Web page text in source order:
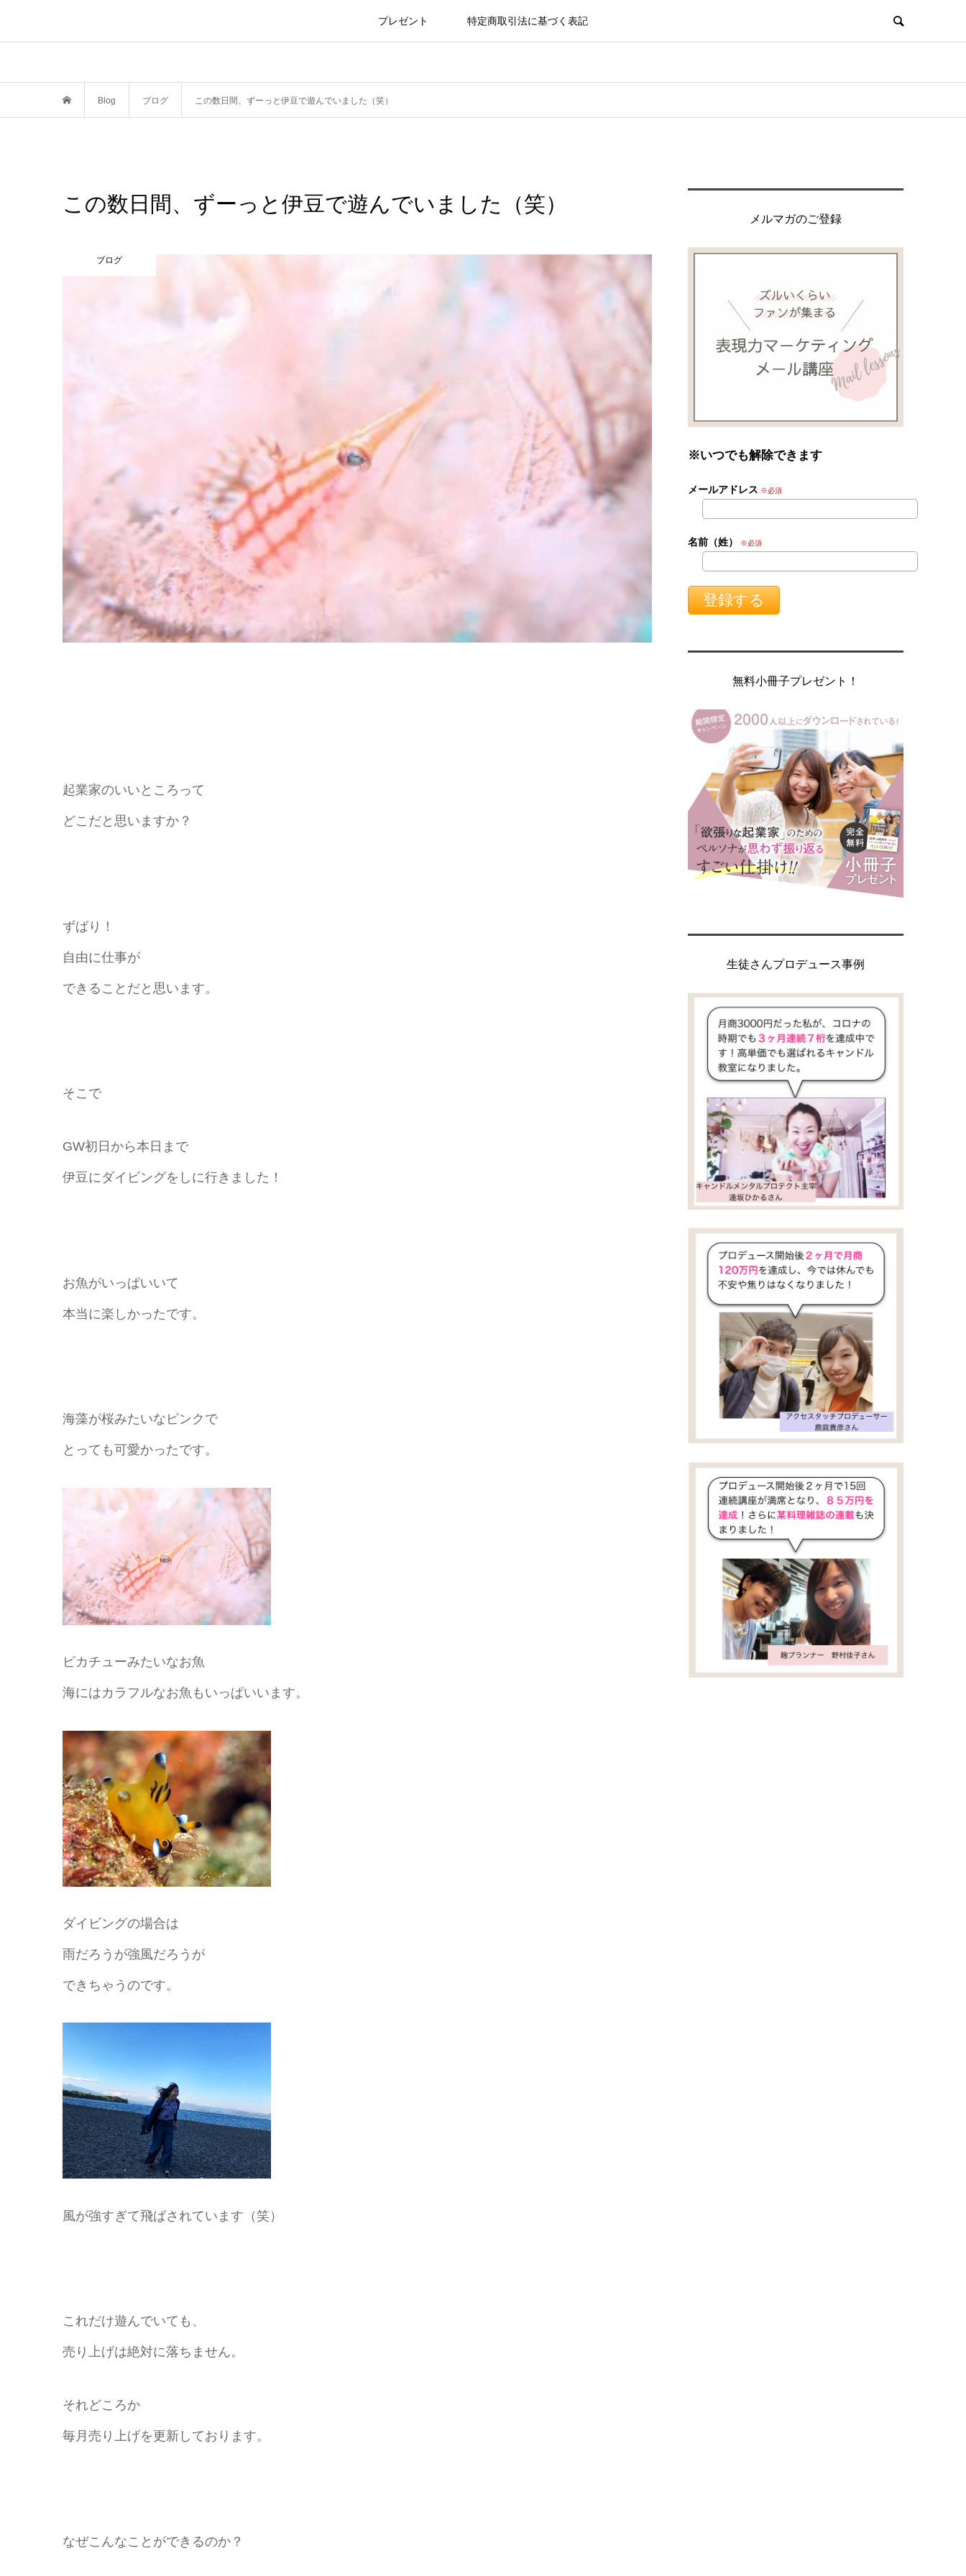
プレゼント 特定商取引法に基づく表記
Blog ブログ この数日間、ずーっと伊豆で遊んでいました（笑）
この数日間、ずーっと伊豆で遊んでいました（笑）
ブログ
起業家のいいところって
どこだと思いますか？
ずばり！
自由に仕事が
できることだと思います。
そこで
GW初日から本日まで
伊豆にダイビングをしに行きました！
お魚がいっぱいいて
本当に楽しかったです。
海藻が桜みたいなピンクで
とっても可愛かったです。
ピカチューみたいなお魚
海にはカラフルなお魚もいっぱいいます。
ダイビングの場合は
雨だろうが強風だろうが
できちゃうのです。
風が強すぎて飛ばされています（笑）
これだけ遊んでいても、
売り上げは絶対に落ちません。
それどころか
毎月売り上げを更新しております。
なぜこんなことができるのか？
メルマガのご登録
※いつでも解除できます
メールアドレス ※必須
名前（姓） ※必須
無料小冊子プレゼント！
生徒さんプロデュース事例